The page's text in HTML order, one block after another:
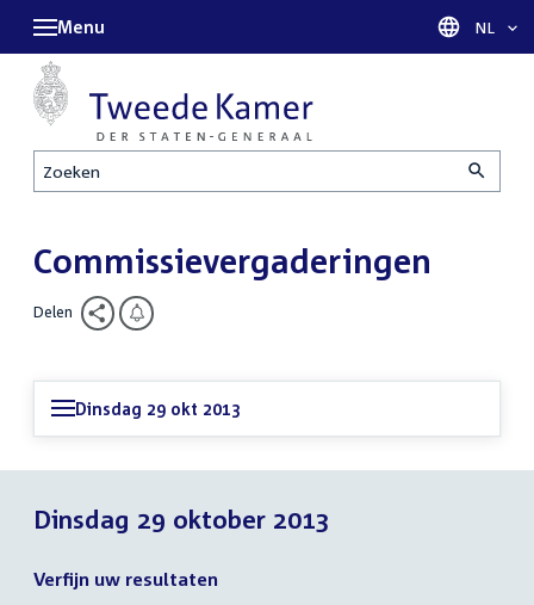
Zoeken
Menu Taal
NL
Commissievergaderingen
Delen
Dinsdag 29 okt 2013
Dinsdag 29 oktober 2013
Verfijn uw resultaten